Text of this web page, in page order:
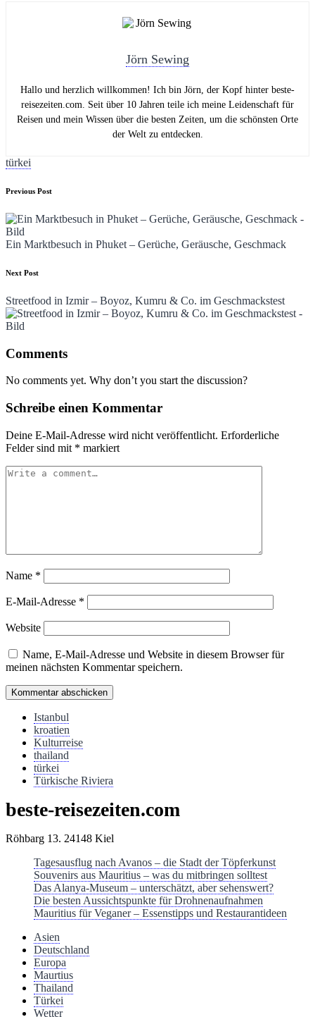
Jörn Sewing
Hallo und herzlich willkommen! Ich bin Jörn, der Kopf hinter beste-
reisezeiten.com. Seit über 10 Jahren teile ich meine Leidenschaft für
Reisen und mein Wissen über die besten Zeiten, um die schönsten Orte
der Welt zu entdecken.
Tags:
türkei
Post
navigation
Previous Post
Ein Marktbesuch in Phuket – Gerüche, Geräusche, Geschmack
Next Post
Streetfood in Izmir – Boyoz, Kumru & Co. im Geschmackstest
Comments
No comments yet. Why don’t you start the discussion?
Schreibe einen Kommentar
Deine E-Mail-Adresse wird nicht veröffentlicht. Erforderliche
Felder sind mit * markiert
Name *
E-Mail-Adresse *
Website
Name, E-Mail-Adresse und Website in diesem Browser für
meinen nächsten Kommentar speichern.
Istanbul
kroatien
Kulturreise
thailand
türkei
Türkische Riviera
beste-reisezeiten.com
Röhbarg 13. 24148 Kiel
Tagesausflug nach Avanos – die Stadt der Töpferkunst
Souvenirs aus Mauritius – was du mitbringen solltest
Das Alanya-Museum – unterschätzt, aber sehenswert?
Die besten Aussichtspunkte für Drohnenaufnahmen
Mauritius für Veganer – Essenstipps und Restaurantideen
Asien
Deutschland
Europa
Maurtius
Thailand
Türkei
Wetter